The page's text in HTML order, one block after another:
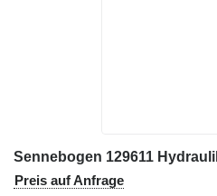
Sennebogen 129611
Preis auf Anfrage